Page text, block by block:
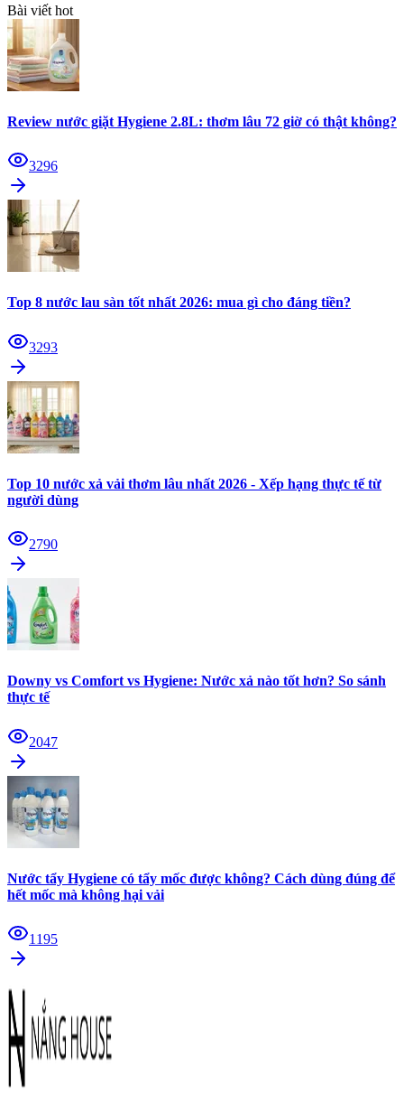
Bài viết hot
Review nước giặt Hygiene 2.8L: thơm lâu 72 giờ có thật không?
3296
Top 8 nước lau sàn tốt nhất 2026: mua gì cho đáng tiền?
3293
Top 10 nước xả vải thơm lâu nhất 2026 - Xếp hạng thực tế từ
người dùng
2790
Downy vs Comfort vs Hygiene: Nước xả nào tốt hơn? So sánh
thực tế
2047
Nước tẩy Hygiene có tẩy mốc được không? Cách dùng đúng để
hết mốc mà không hại vải
1195